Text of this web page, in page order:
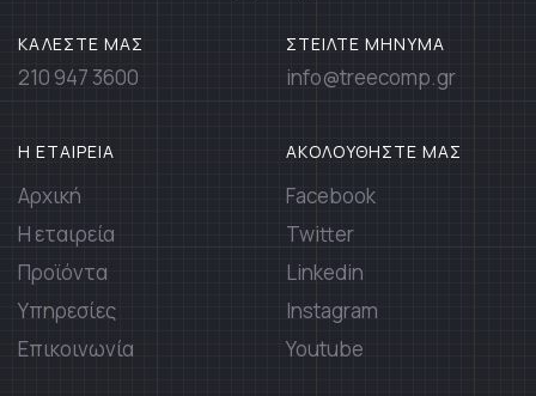
ΚΑΛΕΣΤΕ ΜΑΣ
210 947 3600
ΣΤΕΙΛΤΕ ΜΗΝΥΜΑ
info@treecomp.gr
Η ΕΤΑΙΡΕΙΑ
Αρχική
Η εταιρεία
Προϊόντα
Υπηρεσίες
Επικοινωνία
ΑΚΟΛΟΥΘΗΣΤΕ ΜΑΣ
Facebook
Twitter
Linkedin
Instagram
Youtube